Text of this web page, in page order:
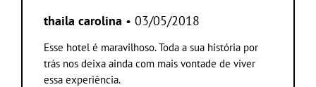
thaila carolina • 03/05/2018
Esse hotel é maravilhoso. Toda a sua história por
trás nos deixa ainda com mais vontade de viver
essa experiência.